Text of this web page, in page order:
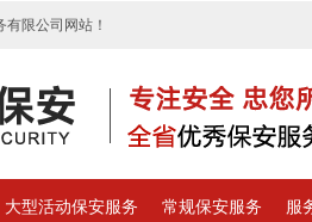
限公司网站！
大型活动保安服务 常规保安服务 服